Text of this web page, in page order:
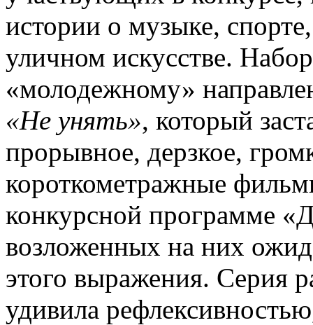
истории о музыке,
уличном искусстве.
«молодежному»
«Не унять», который
прорывное, дерзкое,
короткометражные
конкурсной программе
возложенных на них
этого выражения. Серия
удивила